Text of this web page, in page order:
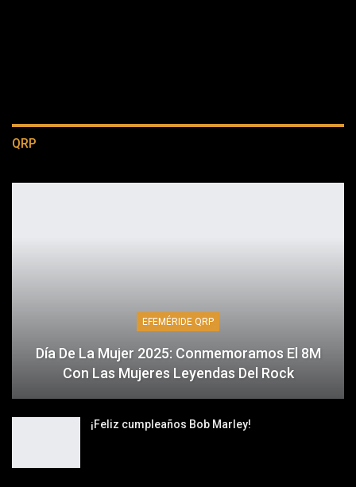
QRP
EFEMÉRIDE QRP
Día De La Mujer 2025: Conmemoramos El 8M
Con Las Mujeres Leyendas Del Rock
¡Feliz cumpleaños Bob Marley!